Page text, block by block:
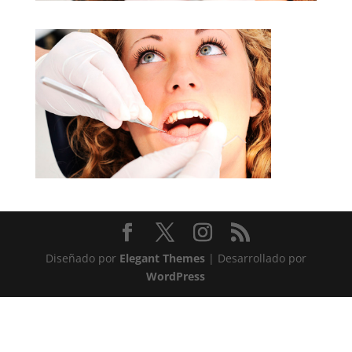
Diseñado por Elegant Themes| Desarrollado por
WordPress